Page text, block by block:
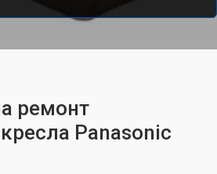
ремонт
Panasonic